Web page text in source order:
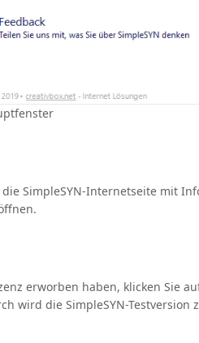
die SimpleSYN-Internetseite mit
erworben haben, klicken Sie
wird die SimpleSYN-Testversion